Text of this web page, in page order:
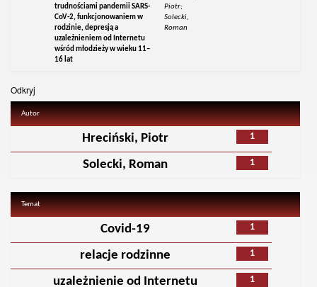
trudnościami pandemii SARS-
CoV-2, funkcjonowaniem w
rodzinie, depresją a
uzależnieniem od Internetu
wśród młodzieży w wieku 11–
16 lat
Piotr;
Solecki,
Roman
Odkryj
Autor
1
Hreciński, Piotr
1
Solecki, Roman
Temat
1
Covid-19
1
relacje rodzinne
1
uzależnienie od Internetu